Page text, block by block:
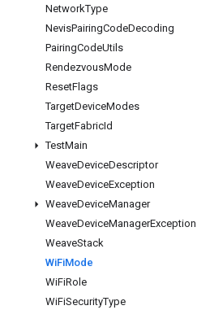
NetworkType
NevisPairingCodeDecoding
PairingCodeUtils
RendezvousMode
ResetFlags
TargetDeviceModes
TargetFabricId
TestMain
WeaveDeviceDescriptor
WeaveDeviceException
WeaveDeviceManager
WeaveDeviceManagerException
WeaveStack
WiFiMode
WiFiRole
WiFiSecurityType